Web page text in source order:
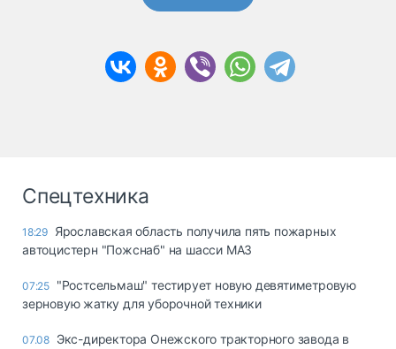
Спецтехника
18:29 Ярославская область получила пять пожарных
автоцистерн "Пожснаб" на шасси МАЗ
07:25 "Ростсельмаш" тестирует новую девятиметровую
зерновую жатку для уборочной техники
07.08 Экс-директора Онежского тракторного завода в